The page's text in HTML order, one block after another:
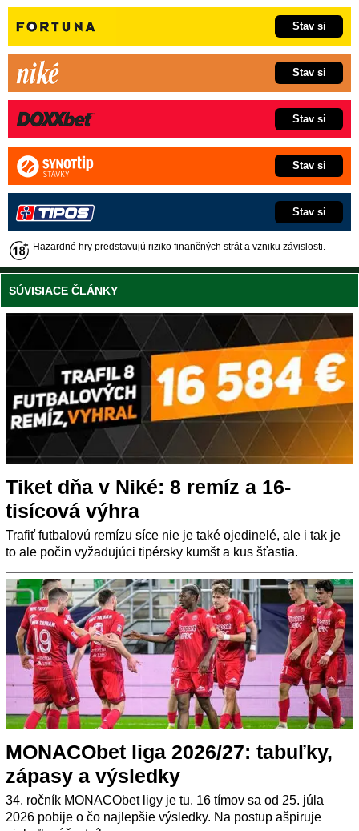
Stav si
Stav si
Stav si
Stav si
Stav si
Hazardné hry predstavujú riziko finančných strát a vzniku závislosti.
SÚVISIACE ČLÁNKY
Tiket dňa v Niké: 8 remíz a 16-
tisícová výhra
Trafiť futbalovú remízu síce nie je také ojedinelé, ale i tak je
to ale počin vyžadujúci tipérsky kumšt a kus šťastia.
MONACObet liga 2026/27: tabuľky,
zápasy a výsledky
34. ročník MONACObet ligy je tu. 16 tímov sa od 25. júla
2026 pobije o čo najlepšie výsledky. Na postup ašpiruje